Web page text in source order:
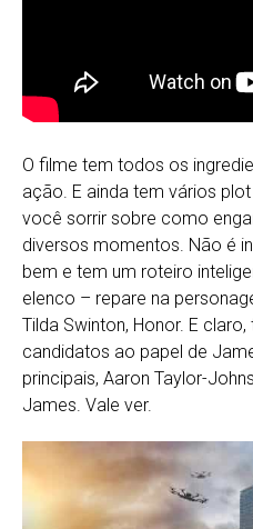
O filme tem todos os
ação. E ainda tem vários
você sorrir sobre como
diversos momentos. Não é
bem e tem um roteiro
elenco – repare na
Tilda Swinton, Honor. E
candidatos ao papel de
principais, Aaron Taylor-
James. Vale ver.